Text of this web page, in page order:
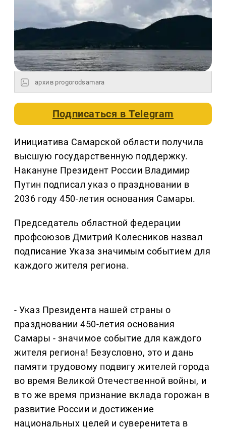
архив progorodsamara
Подписаться вTelegram
Инициатива Самарской области получила
высшую государственную поддержку.
Накануне Президент России Владимир
Путин подписал указ о праздновании в
2036 году 450-летия основания Самары.
Председатель областной федерации
профсоюзов Дмитрий Колесников назвал
подписание Указа значимым событием для
каждого жителя региона.
- Указ Президента нашей страны о
праздновании 450-летия основания
Самары - значимое событие для каждого
жителя региона! Безусловно, это и дань
памяти трудовому подвигу жителей города
во время Великой Отечественной войны, и
в то же время признание вклада горожан в
развитие России и достижение
национальных целей и суверенитета в